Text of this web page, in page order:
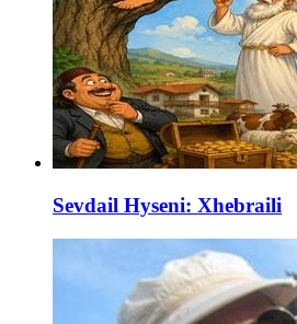
Sevdail Hyseni: Xhebraili